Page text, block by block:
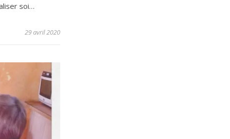
soi…
29 avril 2020